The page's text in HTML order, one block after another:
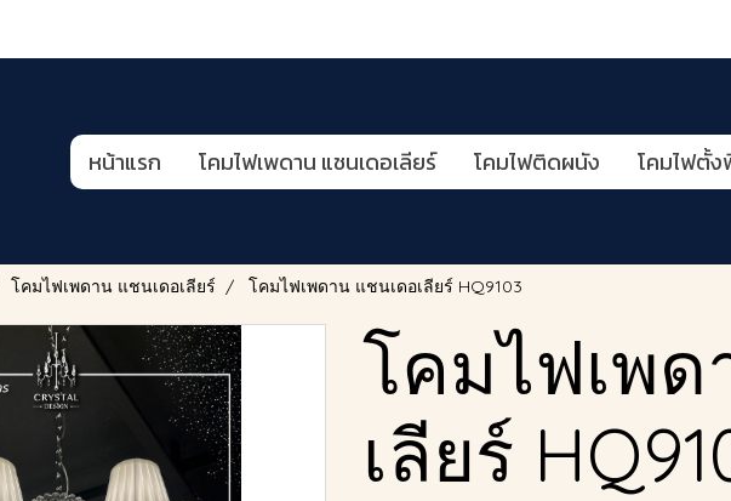
หน้าแรก โคมไฟเพดาน แชนเดอเลียร์ โคมไฟติดผนัง โคมไฟตั้
โคมไฟเพดาน แชนเดอเลียร์ โคมไฟเพดาน แชนเดอเลียร์ HQ9103
โคมไฟเพ
เลียร์